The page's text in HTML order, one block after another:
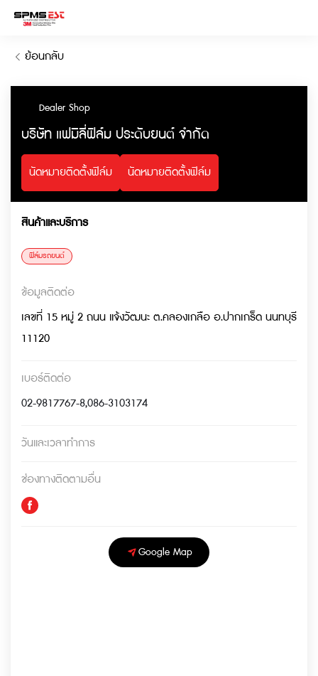
ย้อนกลับ
Dealer Shop
บริษัท แฟมิลี่ฟิล์ม ประดับยนต์ จำกัด
นัดหมายติดตั้งฟิล์ม นัดหมายติดตั้งฟิล์ม
สินค้าและบริการ
ฟิล์มรถยนต์
ข้อมูลติดต่อ
เลขที่ 15 หมู่ 2 ถนน แจ้งวัฒนะ ต.คลองเกลือ อ.ปากเกร็ด นนทบุรี
11120
เบอร์ติดต่อ
02-9817767-8,086-3103174
วันและเวลาทำการ
ช่องทางติดตามอื่น
Google Map